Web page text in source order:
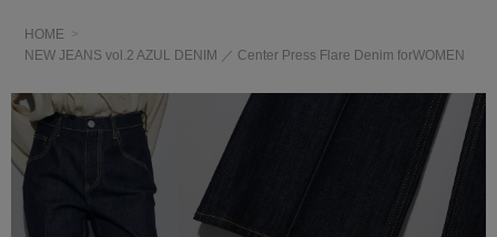
HOME
NEW JEANS vol.2 AZUL DENIM ／ Center Press Flare Denim forWOMEN